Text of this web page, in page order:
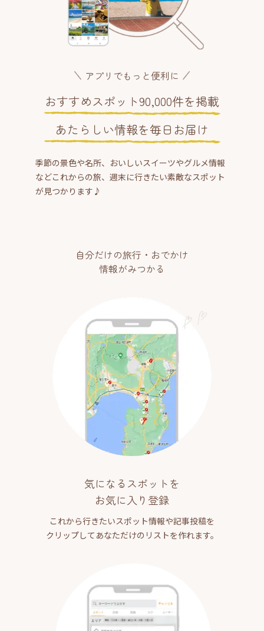
アプリでもっと便利に
おすすめスポット90,000件を掲載
あたらしい情報を毎日お届け
季節の景色や名所、おいしいスイーツやグルメ情報
などこれからの旅、週末に行きたい素敵なスポット
が見つかります♪
自分だけの旅行・おでかけ
情報がみつかる
気になるスポットを
お気に入り登録
これから行きたいスポット情報や記事投稿を
クリップしてあなただけのリストを作れます。